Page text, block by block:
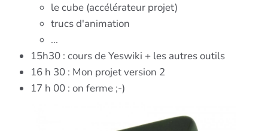
le cube (accélérateur projet)
trucs d'animation
...
15h30 : cours de Yeswiki + les autres outils
16 h 30 : Mon projet version 2
17 h 00 : on ferme ;-)